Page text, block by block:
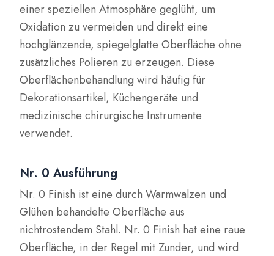
einer speziellen Atmosphäre geglüht, um
Oxidation zu vermeiden und direkt eine
hochglänzende, spiegelglatte Oberfläche ohne
zusätzliches Polieren zu erzeugen. Diese
Oberflächenbehandlung wird häufig für
Dekorationsartikel, Küchengeräte und
medizinische chirurgische Instrumente
verwendet.
Nr. 0 Ausführung
Nr. 0 Finish ist eine durch Warmwalzen und
Glühen behandelte Oberfläche aus
nichtrostendem Stahl. Nr. 0 Finish hat eine raue
Oberfläche, in der Regel mit Zunder, und wird